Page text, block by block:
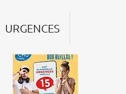
URGENCES